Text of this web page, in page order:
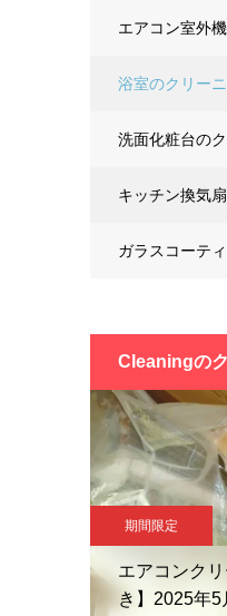
エアコン室外
浴室のクリー
洗面化粧台の
キッチン換気
cleaningの
期間限定
エアコンク
き】2025年5